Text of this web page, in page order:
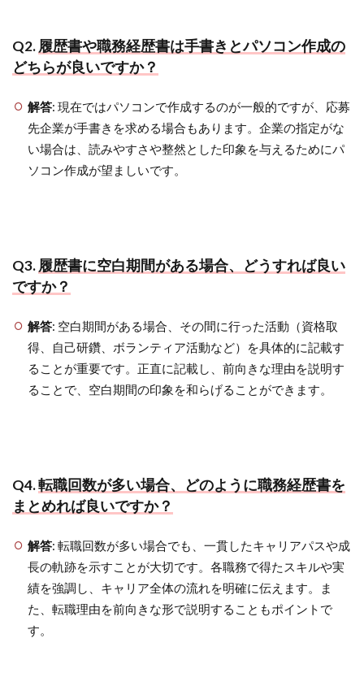
Q2. 履歴書や職務経歴書は手書きとパソコン作成の
どちらが良いですか？
解答: 現在ではパソコンで作成するのが一般的ですが、応募
先企業が手書きを求める場合もあります。企業の指定がな
い場合は、読みやすさや整然とした印象を与えるためにパ
ソコン作成が望ましいです。
Q3. 履歴書に空白期間がある場合、どうすれば良い
ですか？
解答: 空白期間がある場合、その間に行った活動（資格取
得、自己研鑽、ボランティア活動など）を具体的に記載す
ることが重要です。正直に記載し、前向きな理由を説明す
ることで、空白期間の印象を和らげることができます。
Q4.転職回数が多い場合、どのように職務経歴書を
まとめれば良いですか？
解答: 転職回数が多い場合でも、一貫したキャリアパスや成
長の軌跡を示すことが大切です。各職務で得たスキルや実
績を強調し、キャリア全体の流れを明確に伝えます。ま
た、転職理由を前向きな形で説明することもポイントで
す。